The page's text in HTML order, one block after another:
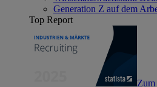
Generation Z auf dem
Top Report
Zum